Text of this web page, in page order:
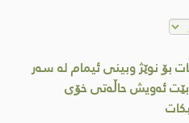
بۆ نوێژ وبینی ئیمام لە سەر
ئەویش حاڵەتی خۆی